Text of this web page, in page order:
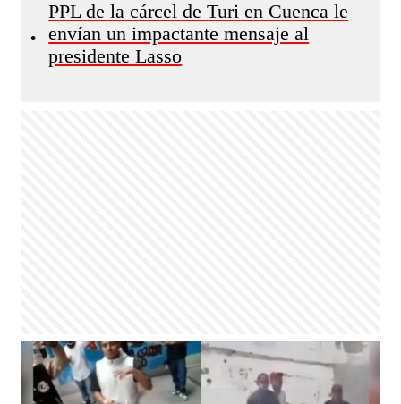
•
PPL de la cárcel de Turi en Cuenca le
envían un impactante mensaje al
presidente Lasso